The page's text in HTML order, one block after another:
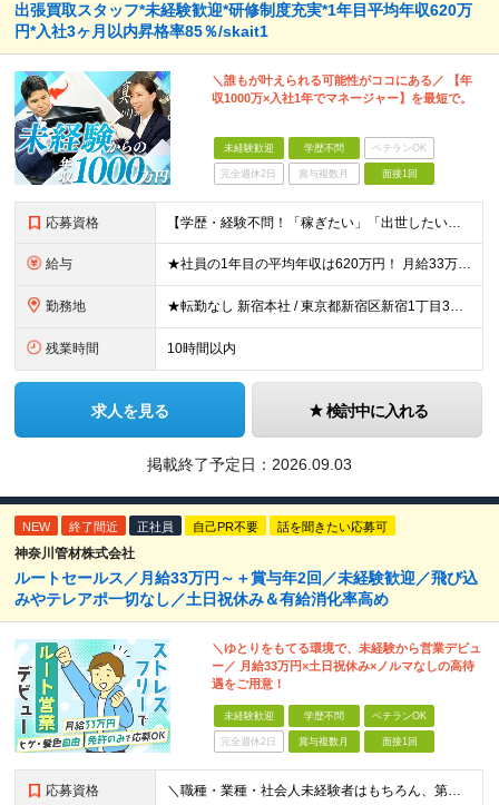
出張買取スタッフ*未経験歓迎*研修制度充実*1年目平均年収620万
円*入社3ヶ月以内昇格率85％/skait1
＼誰もが叶えられる可能性がココにある／ 【年
収1000万×入社1年でマネージャー】を最短で。
未経験歓迎 学歴不問 ベテランOK
完全週休2日 賞与複数月 面接1回
応募資格 【学歴・経験不問！「稼ぎたい」「出世したい」方歓迎】 ●普通自動車運転免許（AT限定可）をお持ちの方 ☆こんな方はおすすめ！☆ ◎成長市場へ挑戦したい方 ◎年功序列ではなく正当な評価と報酬を得たい方
給与 ★社員の1年目の平均年収は620万円！ 月給33万円～120万円＋インセンティブ＋賞与年1回 ※経験・能力を考慮の上、決定します。 ※固定残業代（月69.5時間分・9万7,000円～）含む。超過分別
勤務地 ★転勤なし 新宿本社 / 東京都新宿区新宿1丁目3番12号 配属エリア 新宿本社、千葉支店、池袋支店、立川支店、大宮支店、品川支店、新横浜支店、横浜支店、竹ノ塚支店、水戸支店、高崎支店、宇都宮支店
残業時間 10時間以内
求人を見る 検討中に入れる
掲載終了予定日： 2026.09.03
NEW 終了間近 正社員 自己PR不要 話を聞きたい応募可
神奈川管材株式会社
ルートセールス／月給33万円～＋賞与年2回／未経験歓迎／飛び込
みやテレアポ一切なし／土日祝休み＆有給消化率高め
＼ゆとりをもてる環境で、未経験から営業デビュ
ー／ 月給33万円×土日祝休み×ノルマなしの高待
遇をご用意！
未経験歓迎 学歴不問 ベテランOK
完全週休2日 賞与複数月 面接1回
応募資格 ＼職種・業種・社会人未経験者はもちろん、第二新卒も歓迎！／ ■学歴不問 ■転職回数不問 ■普通自動車免許をお持ちの方